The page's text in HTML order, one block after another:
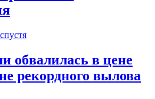
обвалилась в цене
рекордного вылова